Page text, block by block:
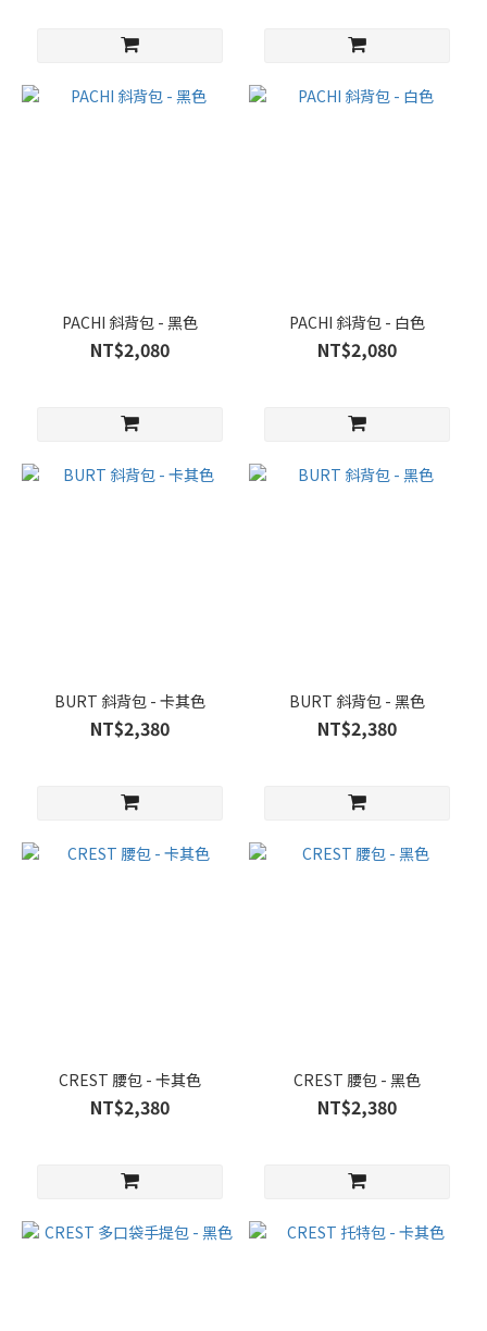
PACHI 斜背包 - 黑色
NT$2,080
PACHI 斜背包 - 白色
NT$2,080
BURT 斜背包 - 卡其色
NT$2,380
BURT 斜背包 - 黑色
NT$2,380
CREST 腰包 - 卡其色
NT$2,380
CREST 腰包 - 黑色
NT$2,380